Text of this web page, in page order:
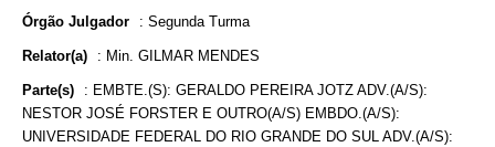
Órgão Julgador : Segunda Turma
Relator(a) : Min. GILMAR MENDES
Parte(s) : EMBTE.(S): GERALDO PEREIRA JOTZ ADV.(A/S):
NESTOR JOSÉ FORSTER E OUTRO(A/S) EMBDO.(A/S):
UNIVERSIDADE FEDERAL DO RIO GRANDE DO SUL ADV.(A/S):